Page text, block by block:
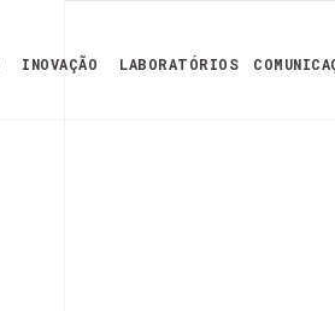
INOVAÇÃO LABORATÓRIOS